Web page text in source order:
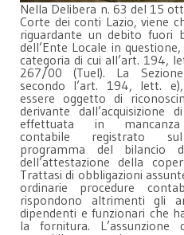
Nella Delibera n. 63 del 15
Corte dei conti Lazio, viene
riguardante un debito fuori
dell’Ente Locale in
categoria di cui all’art. 194,
267/00 (Tuel). La
secondo l’art. 194, lett.
essere oggetto di
derivante dall’acquisizione
effettuata in mancanza
contabile registrato
programma del bilancio
dell’attestazione della
Trattasi di obbligazioni
ordinarie procedure
rispondono altrimenti gli
dipendenti e funzionari che
la fornitura. L’assunzione